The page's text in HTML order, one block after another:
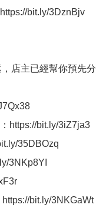
bit.ly/3DznBjv
店主已經幫你預先
https://bit.ly/3iZ7ja3
35DBOzq
3NKp8YI
bit.ly/3NKGaWt